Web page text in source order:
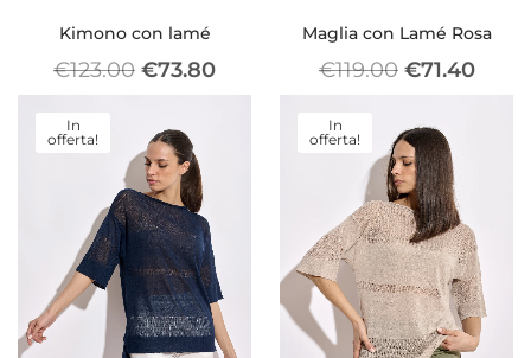
Privacy Policy
Sitemap
Community
Blog
Forums
Meetups
Kimono con lamé
€123.00 €73.80
Maglia con Lamé Rosa
€119.00 €71.40
In
offerta!
In
offerta!